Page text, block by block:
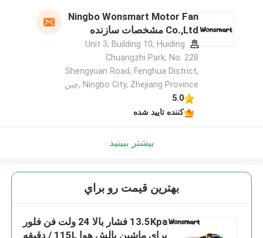
Ningbo Wonsmart Motor Fan
Co.,Ltd مشخصات سازنده
Unit 3, Building 10, Huiding
Chuangzhi Park, No. 228
Shengyuan Road, Fenghua District,
Ningbo City, Zhejiang Province ,چین
5.0
کننده تایید شده
بیشتر ببینید
بهترين قيمت رو براي
13.5Kpa فشار بالا 24 ولت فن فلور
برای ماشین بالش هوا 115L / دقیقه